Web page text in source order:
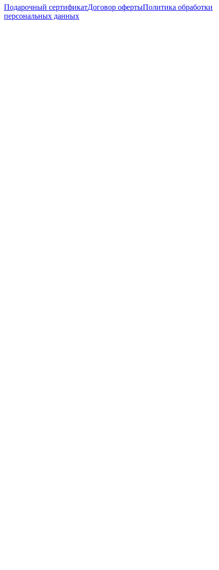
Подарочный сертификатДоговор офертыПолитика обработки
персональных данных